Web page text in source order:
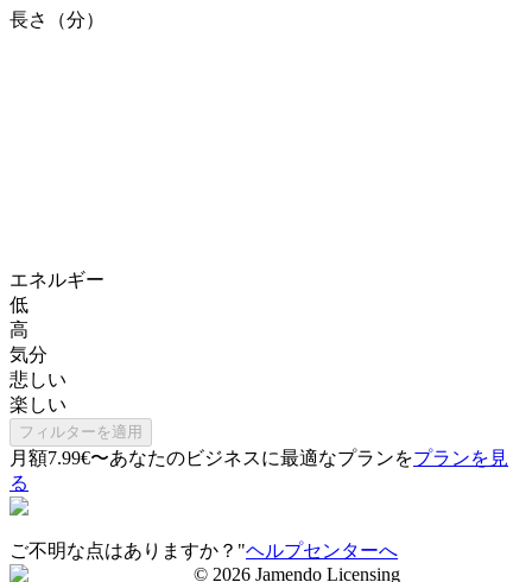
長さ（分）
エネルギー
低
高
気分
悲しい
楽しい
フィルターを適用
月額7.99€〜あなたのビジネスに最適なプランをプランを見
る
ご不明な点はありますか？"ヘルプセンターへ
© 2026 Jamendo Licensing